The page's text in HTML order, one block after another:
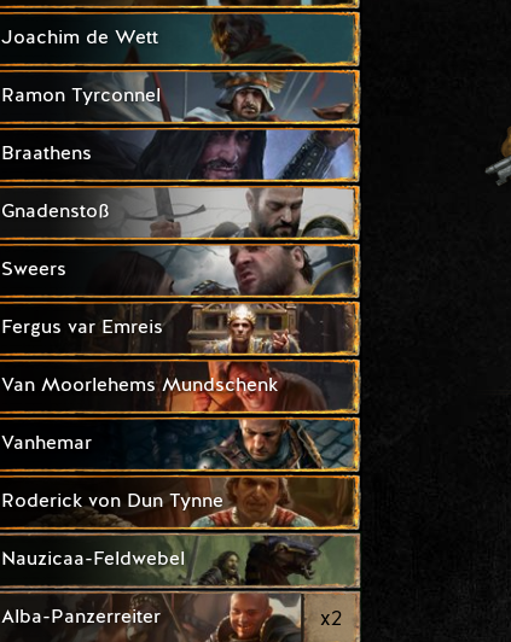
Joachim de Wett
Ramon Tyrconnel
Braathens
Gnadenstoß
Sweers
Fergus var Emreis
Van Moorlehems Mundschenk
Vanhemar
Roderick von Dun Tynne
Nauzicaa-Feldwebel
Alba-Panzerreiter x2